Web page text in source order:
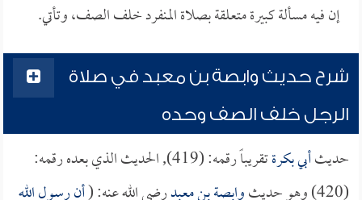
إن فيه مسألة كبيرة متعلقة بصلاة المنفرد خلف الصف، وتأتي.
شرح حديث وابصة بن معبد في صلاة
الرجل خلف الصف وحده
حديثأبي بكرة
تقريباً رقمه: (419), الحديث الذي بعده رقمه: